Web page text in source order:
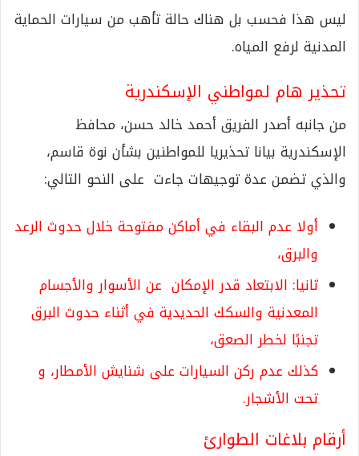
ليس هذا فحسب بل هناك حالة تأهب من سيارات الحماية
المدنية لرفع المياه.
تحذير هام لمواطني الإسكندرية
من جانبه أصدر الفريق أحمد خالد حسن، محافظ
الإسكندرية بيانا تحذيريا للمواطنين بشأن نوة قاسم،
والذي تضمن عدة توجيهات جاءت على النحو التالي:
أولا عدم البقاء في أماكن مفتوحة خلال حدوث الرعد
والبرق،
ثانيا: الابتعاد قدر الإمكان عن الأسوار والأجسام
المعدنية والسكك الحديدية في أثناء حدوث البرق
تجنبًا لخطر الصعق،
كذلك عدم ركن السيارات على شنايش الأمطار، و
تحت الأشجار.
أرقام بلاغات الطوارئ